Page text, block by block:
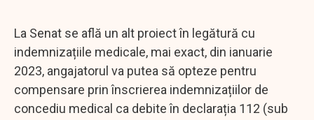
La Senat se află un alt proiect în legătură cu
indemnizațiile medicale, mai exact, din ianuarie
2023, angajatorul va putea să opteze pentru
compensare prin înscrierea indemnizațiilor de
concediu medical ca debite în declarația 112 (sub